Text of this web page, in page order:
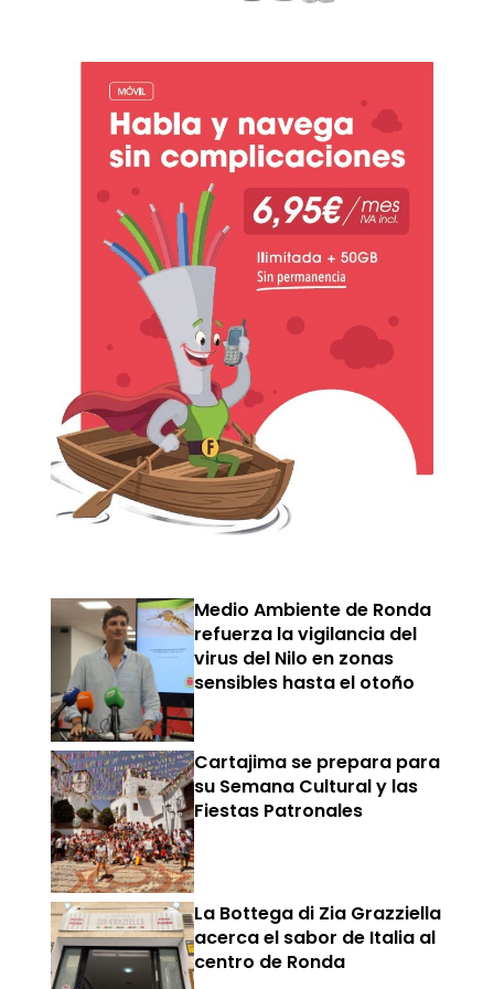
Medio Ambiente de Ronda
refuerza la vigilancia del
virus del Nilo en zonas
sensibles hasta el otoño
Cartajima se prepara para
su Semana Cultural y las
Fiestas Patronales
La Bottega di Zia Grazziella
acerca el sabor de Italia al
centro de Ronda